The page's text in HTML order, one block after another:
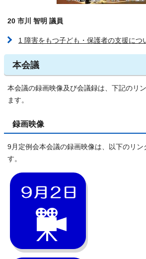
20 市川 智明 議員
1 障害をもつ子ども・保護者の支援につ
本会議
本会議の録画映像及び会議録は、下記のリ
ます。
録画映像
9月定例会本会議の録画映像は、以下のリン
す。